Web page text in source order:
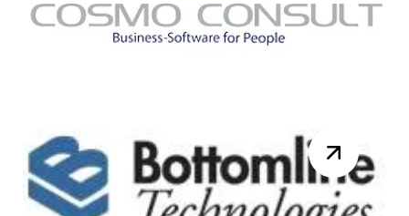
2015 pour la réunion du DynsClub
NAV. Au programme de la journée :
10h00 – Accue...Lire la suite
Knk Ingénierie France
rejoint le groupe COSMO
CONSULT.